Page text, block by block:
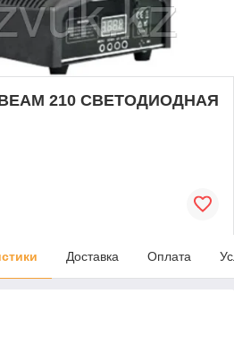
BEAM 210 СВЕТОДИОДНАЯ
Доставка Оплата